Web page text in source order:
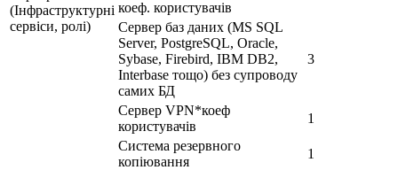
(Інфраструктурні
сервіси, ролі)
коеф. користувачів
Сервер баз даних (MS SQL
Server, PostgreSQL, Oracle,
Sybase, Firebird, IBM DB2,
Interbase тощо) без супроводу
самих БД
3
Сервер VPN*коеф
користувачів
1
Система резервного
копіювання
1